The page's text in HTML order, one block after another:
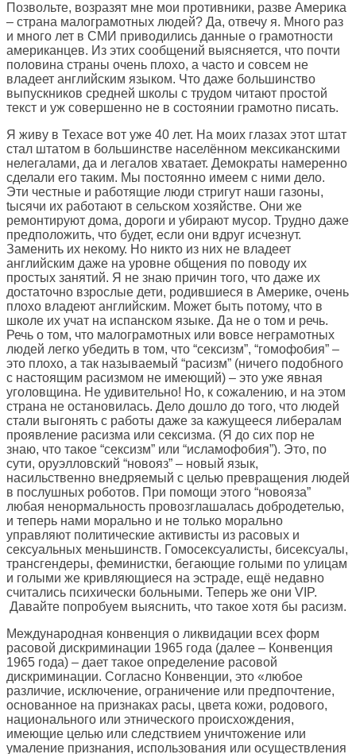
Позвольте, возразят мне мои противники, разве Америка
– страна малограмотных людей? Да, отвечу я. Много раз
и много лет в СМИ приводились данные о грамотности
американцев. Из этих сообщений выясняется, что почти
половина страны очень плохо, а часто и совсем не
владеет английским языком. Что даже большинство
выпускников средней школы с трудом читают простой
текст и уж совершенно не в состоянии грамотно писать.
Я живу в Техасе вот уже 40 лет. На моих глазах этот штат
стал штатом в большинстве населённом мексиканскими
нелегалами, да и легалов хватает. Демократы намеренно
сделали его таким. Мы постоянно имеем с ними дело.
Эти честные и работящие люди стригут наши газоны,
tысячи их работают в сельском хозяйстве. Они же
ремонтируют дома, дороги и убирают мусор. Трудно даже
предположить, что будет, если они вдруг исчезнут.
Заменить их некому. Но никто из них не владеет
английским даже на уровне общения по поводу их
простых занятий. Я не знаю причин того, что даже их
достаточно взрослые дети, родившиеся в Америке, очень
плохо владеют английским. Может быть потому, что в
школе их учат на испанском языке. Да не о том и речь.
Речь о том, что малограмотных или вовсе неграмотных
людей легко убедить в том, что “сексизм”, “гомофобия” –
это плохо, а так называемый “расизм” (ничего подобного
с настоящим расизмом не имеющий) – это уже явная
уголовщина. Не удивительно! Но, к сожалению, и на этом
страна не остановилась. Дело дошло до того, что людей
стали выгонять с работы даже за кажущееся либералам
проявление расизма или сексизма. (Я до сих пор не
знаю, что такое “сексизм” или “исламофобия”). Это, по
сути, оруэлловский “новояз” – новый язык,
насильственно внедряемый с целью превращения людей
в послушных роботов. При помощи этого “новояза”
любая ненормальность провозглашалась добродетелью,
и теперь нами морально и не только морально
управляют политические активисты из расовых и
сексуальных меньшинств. Гомосексуалисты, бисексуалы,
трансгендеры, феминистки, бегающие голыми по улицам
и голыми же кривляющиеся на эстраде, ещё недавно
считались психически больными. Теперь же они VIP.
Давайте попробуем выяснить, что такое хотя бы расизм.
Международная конвенция о ликвидации всех форм
расовой дискриминации 1965 года (далее – Конвенция
1965 года) – дает такое определение расовой
дискриминации. Согласно Конвенции, это «любое
различие, исключение, ограничение или предпочтение,
основанное на признаках расы, цвета кожи, родового,
национального или этнического происхождения,
имеющие целью или следствием уничтожение или
умаление признания, использования или осуществления